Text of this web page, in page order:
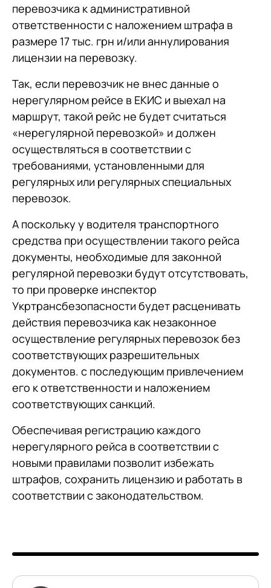
перевозчика к административной
ответственности с наложением штрафа в
размере 17 тыс. грн и/или аннулирования
лицензии на перевозку.
Так, если перевозчик не внес данные о
нерегулярном рейсе в ЕКИС и выехал на
маршрут, такой рейс не будет считаться
«нерегулярной перевозкой» и должен
осуществляться в соответствии с
требованиями, установленными для
регулярных или регулярных специальных
перевозок.
А поскольку у водителя транспортного
средства при осуществлении такого рейса
документы, необходимые для законной
регулярной перевозки будут отсутствовать,
то при проверке инспектор
Укртрансбезопасности будет расценивать
действия перевозчика как незаконное
осуществление регулярных перевозок без
соответствующих разрешительных
документов. с последующим привлечением
его к ответственности и наложением
соответствующих санкций.
Обеспечивая регистрацию каждого
нерегулярного рейса в соответствии с
новыми правилами позволит избежать
штрафов, сохранить лицензию и работать в
соответствии с законодательством.